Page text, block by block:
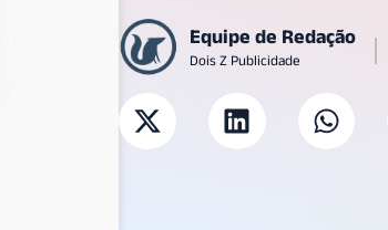
Equipe de Redação
Dois Z Publicidade